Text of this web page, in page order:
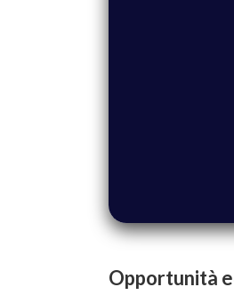
Opportunità